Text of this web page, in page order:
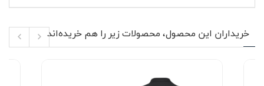
برایت هیجان‌انگیز است، تیشرت پنبه ای اور مشکی لوییس
همیلتون می‌تواند بخشی از همان انرژی را وارد تیپ روزمره‌ات
کند.
ویژگی‌های محصول 🔥
خریداران این محصول، محصولات زیر را هم خریده‌اند